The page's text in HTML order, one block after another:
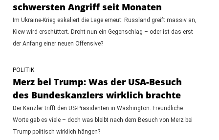
schwersten Angriff seit Monaten
Im Ukraine-Krieg eskaliert die Lage erneut: Russland greift massiv an,
Kiew wird erschüttert. Droht nun ein Gegenschlag – oder ist das erst
der Anfang einer neuen Offensive?
POLITIK
Merz bei Trump: Was der USA-Besuch
des Bundeskanzlers wirklich brachte
Der Kanzler trifft den US-Präsidenten in Washington. Freundliche
Worte gab es viele – doch was bleibt nach dem Besuch von Merz bei
Trump politisch wirklich hängen?